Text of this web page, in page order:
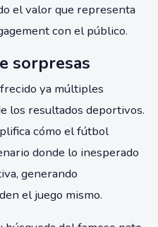
el valor que representa
con el público.
sorpresas
ya múltiples
los resultados deportivos.
cómo el fútbol
donde lo inesperado
generando
el juego mismo.